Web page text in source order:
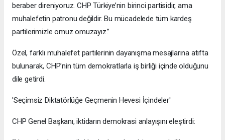
beraber direniyoruz. CHP Türkiye’nin birinci partisidir, ama
muhalefetin patronu değildir. Bu mücadelede tüm kardeş
partilerimizle omuz omuzayız.”
Özel, farklı muhalefet partilerinin dayanışma mesajlarına atıfta
bulunarak, CHP’nin tüm demokratlarla iş birliği içinde olduğunu
dile getirdi.
'Seçimsiz Diktatörlüğe Geçmenin Hevesi İçindeler'
CHP Genel Başkanı, iktidarın demokrasi anlayışını eleştirdi: